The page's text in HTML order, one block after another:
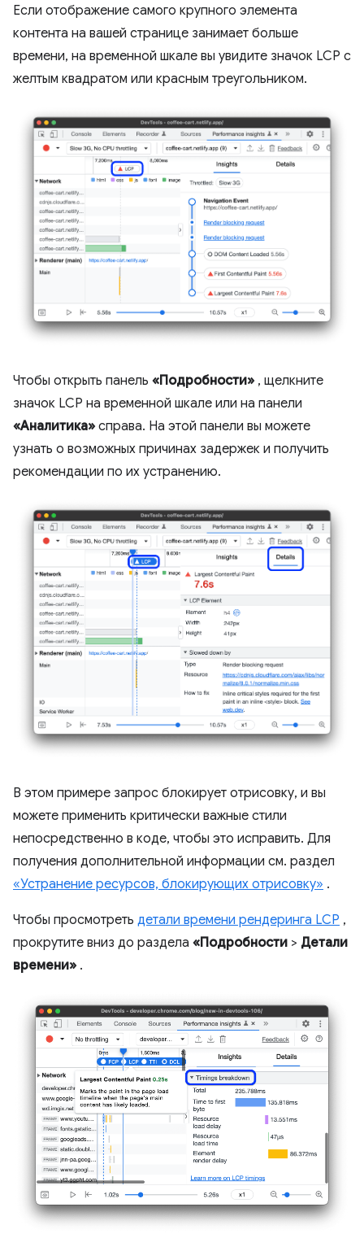
Если отображение самого крупного элемента
контента на вашей странице занимает больше
времени, на временной шкале вы увидите значок LCP с
желтым квадратом или красным треугольником.
Чтобы открыть панель «Подробности» , щелкните
значок LCP на временной шкале или на панели
«Аналитика» справа. На этой панели вы можете
узнать о возможных причинах задержек и получить
рекомендации по их устранению.
В этом примере запрос блокирует отрисовку, и вы
можете применить критически важные стили
непосредственно в коде, чтобы это исправить. Для
получения дополнительной информации см. раздел
«Устранение ресурсов, блокирующих отрисовку» .
Чтобы просмотреть детали времени рендеринга LCP ,
прокрутите вниз до раздела «Подробности > Детали
времени» .